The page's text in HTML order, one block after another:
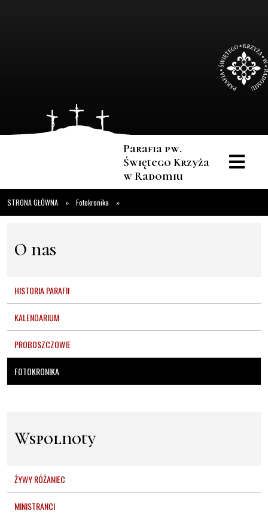
Parafia pw.
Świętego Krzyża
w Radomiu
STRONA GŁÓWNA » Fotokronika »
O nas
HISTORIA PARAFII
KALENDARIUM
PROBOSZCZOWIE
FOTOKRONIKA
Wspolnoty
ŻYWY RÓŻANIEC
MINISTRANCI